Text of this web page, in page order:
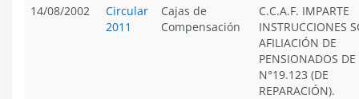
14/08/2002
Circular
2011
Cajas de
Compensación
C.C.A.F. IMPARTE
INSTRUCCIONES
AFILIACIÓN DE
PENSIONADOS DE
N°19.123 (DE
REPARACIÓN).